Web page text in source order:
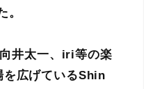
井太一、iri等の楽
を広げているShin